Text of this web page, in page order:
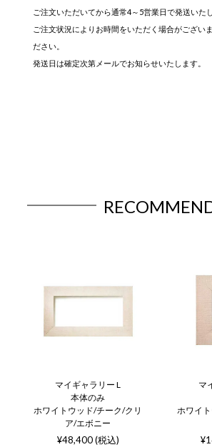
ご注文いただいてから通常4～5営業日で発送いたし
ご注文状況によりお時間をいただく場合がござい
ださい。
発送日は確定次第メールでお知らせいたします。
マイギャラリー L
本体のみ
ホワイトウッド/チーク/クリ
ア/エボニー
¥48,400 (税込)
マ
ホワイ